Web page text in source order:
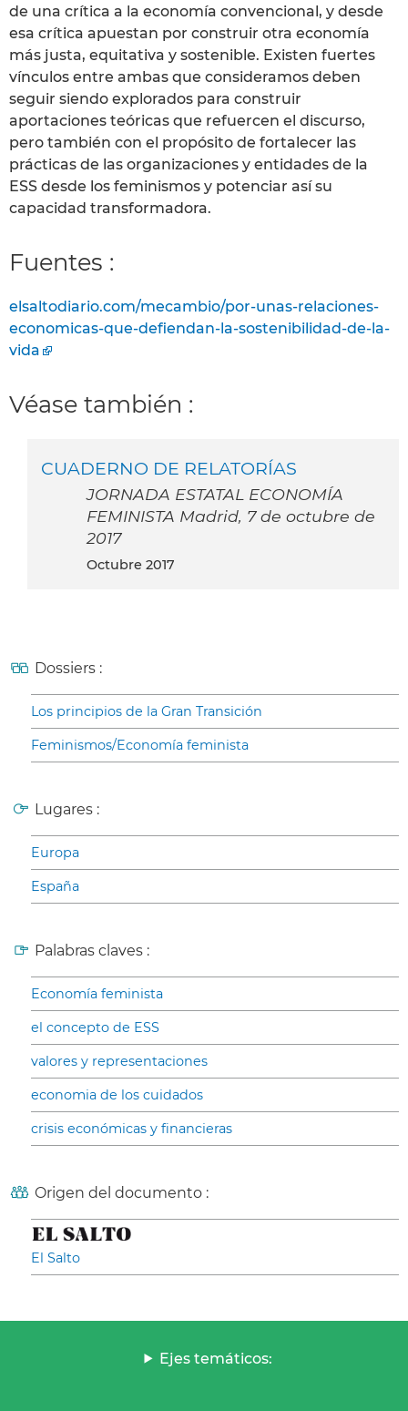
de una crítica a la economía convencional, y desde
esa crítica apuestan por construir otra economía
más justa, equitativa y sostenible. Existen fuertes
vínculos entre ambas que consideramos deben
seguir siendo explorados para construir
aportaciones teóricas que refuercen el discurso,
pero también con el propósito de fortalecer las
prácticas de las organizaciones y entidades de la
ESS desde los feminismos y potenciar así su
capacidad transformadora.
Fuentes :
elsaltodiario.com/mecambio/por-unas-relaciones-
economicas-que-defiendan-la-sostenibilidad-de-la-
vida
Véase también :
CUADERNO DE RELATORÍAS
JORNADA ESTATAL ECONOMÍA
FEMINISTA Madrid, 7 de octubre de
2017
octubre 2017
Dossiers :
Los principios de la Gran Transición
Feminismos/Economía feminista
Lugares :
Europa
España
Palabras claves :
Economía feminista
el concepto de ESS
valores y representaciones
economia de los cuidados
crisis económicas y financieras
Origen del documento :
El Salto
Ejes temáticos: